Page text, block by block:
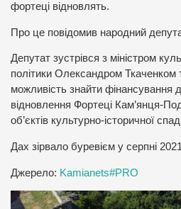
фортеці відновлять.
Про це повідомив народний
Депутат зустрівся з міністром
політики Олександром Ткаченком
можливість знайти фінансування
відновлення Фортеці Кам’янця-
об’єктів культурно-історичної
Дах зірвало буревієм у серпні
Джерело: Kamianets#PRO